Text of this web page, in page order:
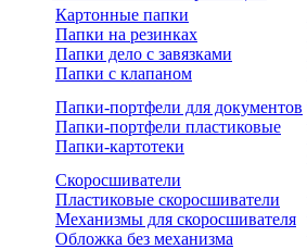
Картонные папки
Папки на резинках
Папки дело с завязками
Папки с клапаном
Папки-портфели для документов
Папки-портфели пластиковые
Папки-картотеки
Скоросшиватели
Пластиковые скоросшиватели
Механизмы для скоросшивателя
Обложка без механизма